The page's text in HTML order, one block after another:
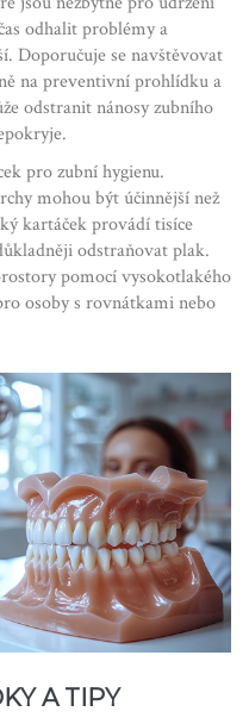
odhalit problémy a
Doporučuje se navštěvovat
na preventivní prohlídku a
odstranit nánosy zubního
pro zubní hygienu.
mohou být účinnější než
kartáček provádí tisíce
odstraňovat plak.
pomocí vysokotlakého
osoby s rovnátkami nebo
A TIPY